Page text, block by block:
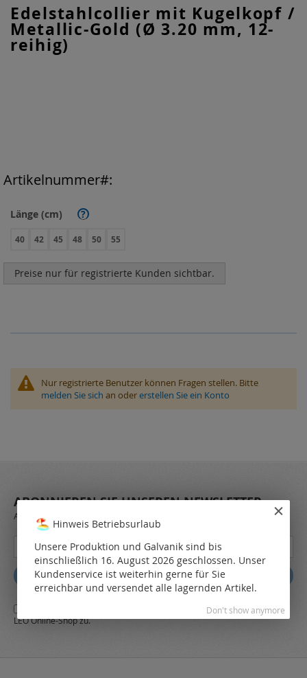
Edelstahlcollier mit Kugelkopf /
Metallic-Gold (Ø 3.20 mm, 12-
reihig)
Länge (cm) ?
40 42 45 48 50 55
Preise nur für registrierte Kunden sichtbar.
Artikelnummer
Anfang
der
Bildgalerie
springen
Nur registrierte Benutzer können Fragen stellen. Bitte
melden Sie sich an odererstellen Sie ein Konto
ABONNIEREN SIE UNSEREN NEWSLETTER
Always stay up to date and find out what's new from the very first hand.
Melden
sich
für
Newsletter
a:
Abonnieren
Datenschutzbestimmungendes
LEO Online-Shop zu.
Hinweis Betriebsurlaub
Unsere Produktion und Galvanik sind bis
einschließlich 16. August 2026 geschlossen. Unser
Kundenservice ist weiterhin gerne für Sie
erreichbar und versendet alle lagernden Artikel.
Don't show anymore